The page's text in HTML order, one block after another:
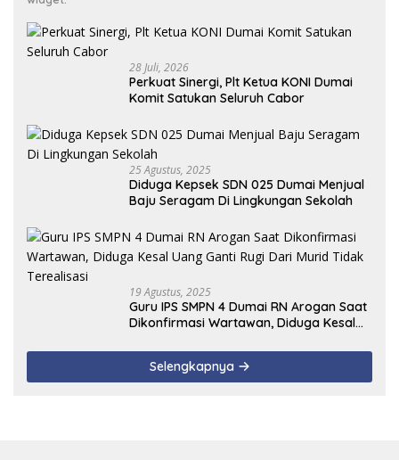
28 Juli, 2026
Perkuat Sinergi, Plt Ketua KONI Dumai
Komit Satukan Seluruh Cabor
25 Agustus, 2025
Diduga Kepsek SDN 025 Dumai Menjual
Baju Seragam Di Lingkungan Sekolah
19 Agustus, 2025
Guru IPS SMPN 4 Dumai RN Arogan Saat
Dikonfirmasi Wartawan, Diduga Kesal
Terealisasi
Selengkapnya